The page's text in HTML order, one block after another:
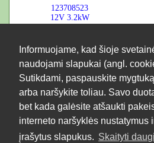
Informuojame, kad šioje
naudojami slapukai (angl.
Sutikdami, paspauskite mygtuką
arba naršykite toliau. Savo
bet kada galėsite atšaukti
interneto naršyklės nustatymus
įrašytus slapukus. Skaityti
123708523
12V 3.2kW